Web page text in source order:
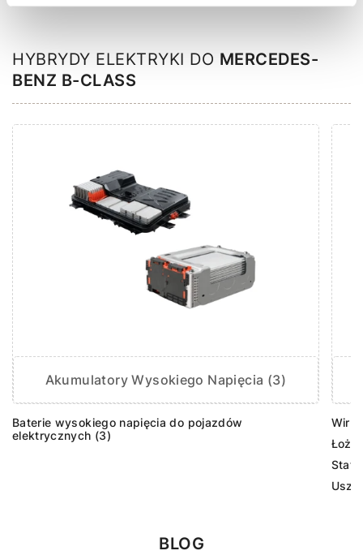
HYBRYDY ELEKTRYKI DO MERCEDES-
BENZ B-CLASS
Akumulatory Wysokiego Napięcia (3)
Baterie wysokiego napięcia do pojazdów
elektrycznych (3)
BLOG